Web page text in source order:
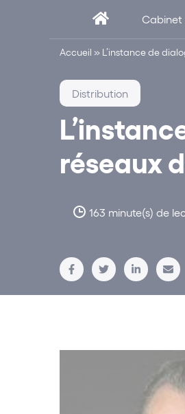
Cabinet
Accueil » L’instance de
réseaux
163 minute(s) de
Distribution